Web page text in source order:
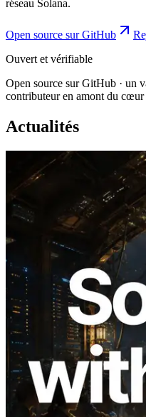
réseau Solana.
Open source sur GitHub
Ouvert et vérifiable
Open source sur GitHub · un
contributeur en amont du cœur
Actualités
2026.08.05
ERPC étend
avec la mesure du
du monde —
Information est